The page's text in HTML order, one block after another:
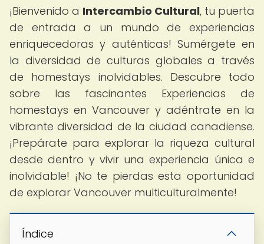
¡Bienvenido a Intercambio Cultural, tu puerta
de entrada a un mundo de experiencias
enriquecedoras y auténticas! Sumérgete en
la diversidad de culturas globales a través
de homestays inolvidables. Descubre todo
sobre las fascinantes Experiencias de
homestays en Vancouver y adéntrate en la
vibrante diversidad de la ciudad canadiense.
¡Prepárate para explorar la riqueza cultural
desde dentro y vivir una experiencia única e
inolvidable! ¡No te pierdas esta oportunidad
de explorar Vancouver multiculturalmente!
Índice